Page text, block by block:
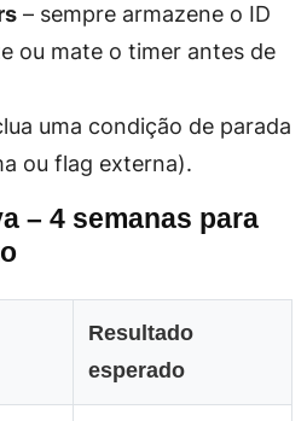
– sempre armazene o ID
ou mate o timer antes de
uma condição de parada
ou flag externa).
– 4 semanas para
Resultado
esperado